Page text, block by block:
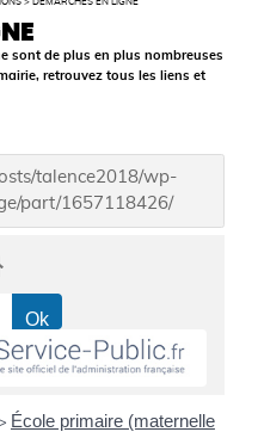
sont de plus en plus nombreuses
retrouvez tous les liens et
talence2018/wp-
part/1657118426/
École primaire (maternelle